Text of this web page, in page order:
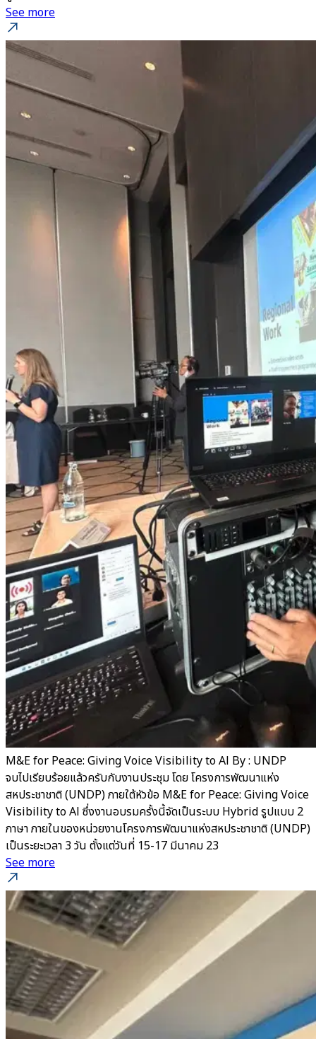
See more
M&E for Peace: Giving Voice Visibility to Al By : UNDP
จบไปเรียบร้อยแล้วครับกับงานประชุม โดย โครงการพัฒนาแห่ง
สหประชาชาติ (UNDP) ภายใต้หัวข้อ M&E for Peace: Giving Voice
Visibility to Al ซึ่งงานอบรมครั้งนี้จัดเป็นระบบ Hybrid รูปแบบ 2
ภาษา ภายในของหน่วยงานโครงการพัฒนาแห่งสหประชาชาติ (UNDP)
เป็นระยะเวลา 3 วัน ตั้งแต่วันที่ 15-17 มีนาคม 23
See more